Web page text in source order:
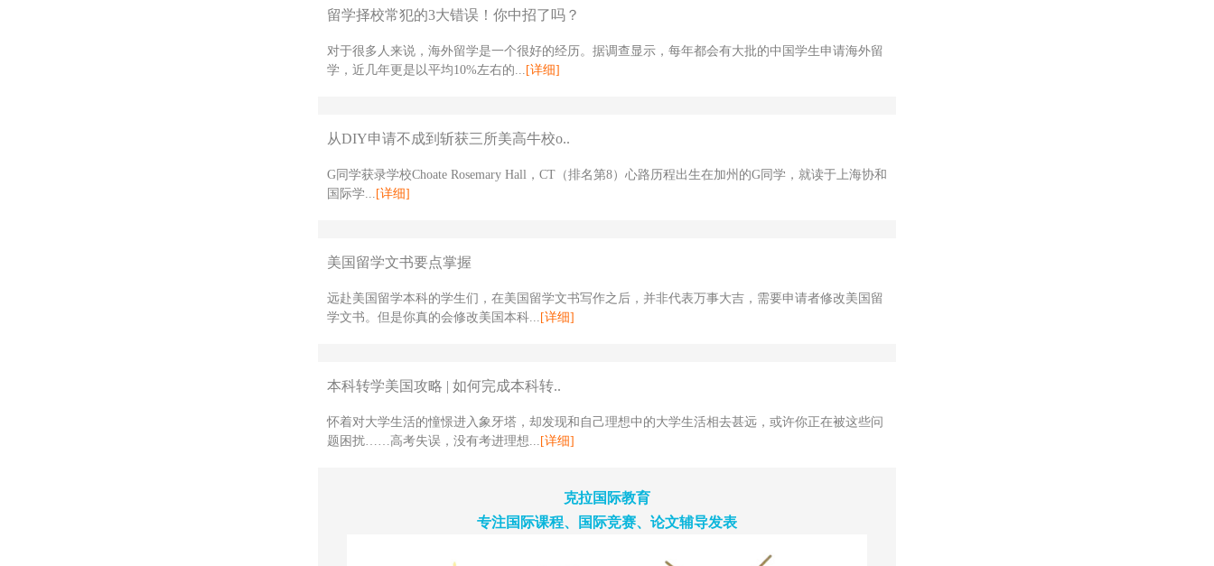
留学择校常犯的3大错误！你中招了吗？
对于很多人来说，海外留学是一个很好的经历。据调查显示，每年都会有大批的中国学生申请海外留
学，近几年更是以平均10%左右的... [详细]
从DIY申请不成到斩获三所美高牛校o..
G同学获录学校Choate Rosemary Hall，CT（排名第8）心路历程出生在加州的G同学，就读于上海协和
国际学... [详细]
美国留学文书要点掌握
远赴美国留学本科的学生们，在美国留学文书写作之后，并非代表万事大吉，需要申请者修改美国留
学文书。但是你真的会修改美国本科... [详细]
本科转学美国攻略 | 如何完成本科转..
怀着对大学生活的憧憬进入象牙塔，却发现和自己理想中的大学生活相去甚远，或许你正在被这些问
题困扰……高考失误，没有考进理想... [详细]
克拉国际教育
专注国际课程、国际竞赛、论文辅导发表